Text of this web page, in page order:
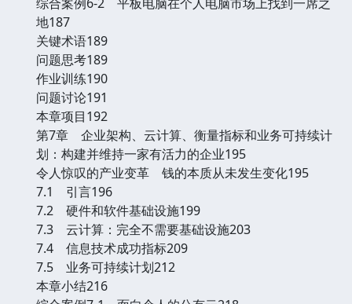
地187
关键术语189
问题思考189
作业训练190
问题讨论191
本章项目192
第7章 企业架构、云计算、衡量指标和业务可持续计
划：构建并维持一家有活力的企业195
令人惊叹的产业变革 钱的本质从未发生变化195
7.1 引言196
7.2 硬件和软件基础设施199
7.3 云计算：完全不需要基础设施203
7.4 信息技术成功指标209
7.5 业务可持续计划212
本章小结216